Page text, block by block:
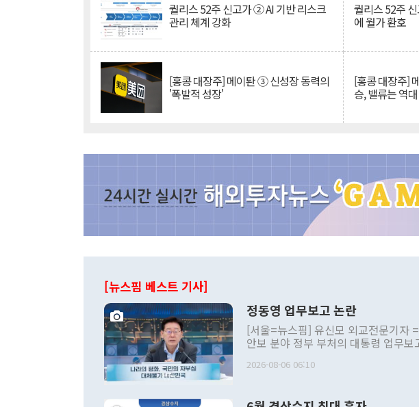
퀄리스 52주 신고가 ② AI 기반 리스크
관리 체계 강화
퀄리스 52주
에 월가 환호
[홍콩 대장주] 메이퇀 ③ 신성장 동력의
'폭발적 성장'
[홍콩 대장주]
승, 밸류는 역
[뉴스핌 베스트 기사]
정동영 업무보고 논란
[서울=뉴스핌] 유신모 외교전문기자
안보 분야 정부 부처의 대통령 업무
발언 중에는 정부 내 조율을 거치지
2026-08-06 06:10